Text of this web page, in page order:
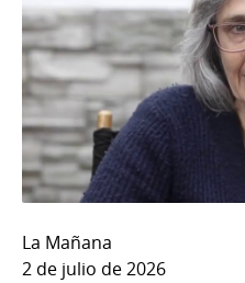
La Mañana
2 de julio de 2026